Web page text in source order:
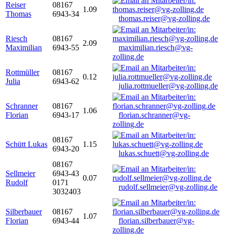
Reiser
Thomas
08167
6943-34
1.09
thomas.reiser@vg-zolling.de
Riesch
Maximilian
08167
6943-55
2.09
maximilian.riesch@vg-
zolling.de
Rottmüller
Julia
08167
6943-62
0.12
julia.rottmueller@vg-zolling.de
Schranner
Florian
08167
6943-17
1.06
florian.schranner@vg-
zolling.de
Schütt Lukas
08167
6943-20
1.15
lukas.schuett@vg-zolling.de
Sellmeier
Rudolf
08167
6943-43
0171
3032403
0.07
rudolf.sellmeier@vg-zolling.de
Silberbauer
Florian
08167
6943-44
1.07
florian.silberbauer@vg-
zolling.de